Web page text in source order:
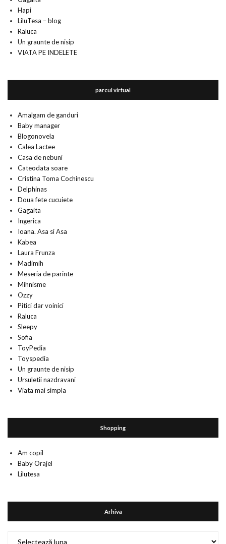
Hapi
LiluTesa – blog
Raluca
Un graunte de nisip
VIATA PE INDELETE
parcul virtual
Amalgam de ganduri
Baby manager
Blogonovela
Calea Lactee
Casa de nebuni
Cateodata soare
Cristina Toma Cochinescu
Delphinas
Doua fete cucuiete
Gagaita
Ingerica
Ioana. Asa si Asa
Kabea
Laura Frunza
Madimih
Meseria de parinte
Mihnisme
Ozzy
Pitici dar voinici
Raluca
Sleepy
Sofia
ToyPedia
Toyspedia
Un graunte de nisip
Ursuletii nazdravani
Viata mai simpla
Shopping
Am copil
Baby Orajel
Lilutesa
Arhiva